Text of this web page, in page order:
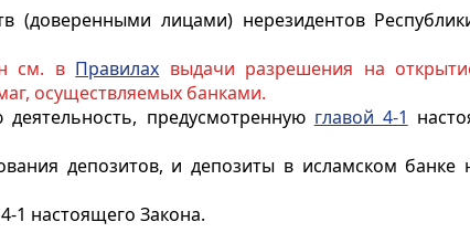
(доверенными лицами) нерезидентов
см. в Правилах выдачи разрешения на
осуществляемых банками.
предусмотренную главой 4-1
депозитов, и депозиты в исламском банке
1 настоящего Закона.